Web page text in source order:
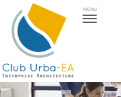
Toggle
navigation
MENU